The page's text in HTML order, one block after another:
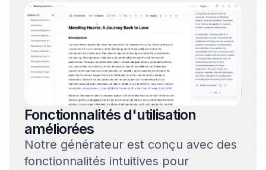
Fonctionnalités d'utilisation
améliorées
Notre générateur est conçu avec des
fonctionnalités intuitives pour